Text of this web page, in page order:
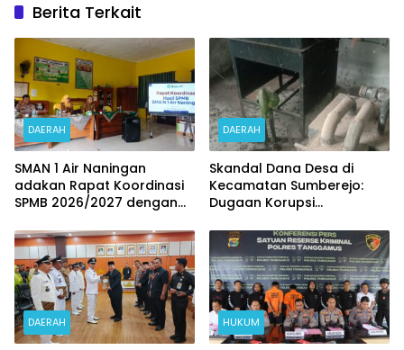
Berita Terkait
DAERAH
SMAN 1 Air Naningan
adakan Rapat Koordinasi
SPMB 2026/2027 dengan
DAERAH
Skandal Dana Desa di
Kecamatan Sumberejo:
Dugaan Korupsi
Rp50 Juta Tak Berfungsi
DAERAH HUKUM